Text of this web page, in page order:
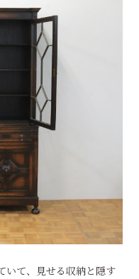
いて、見せる収納と隠す